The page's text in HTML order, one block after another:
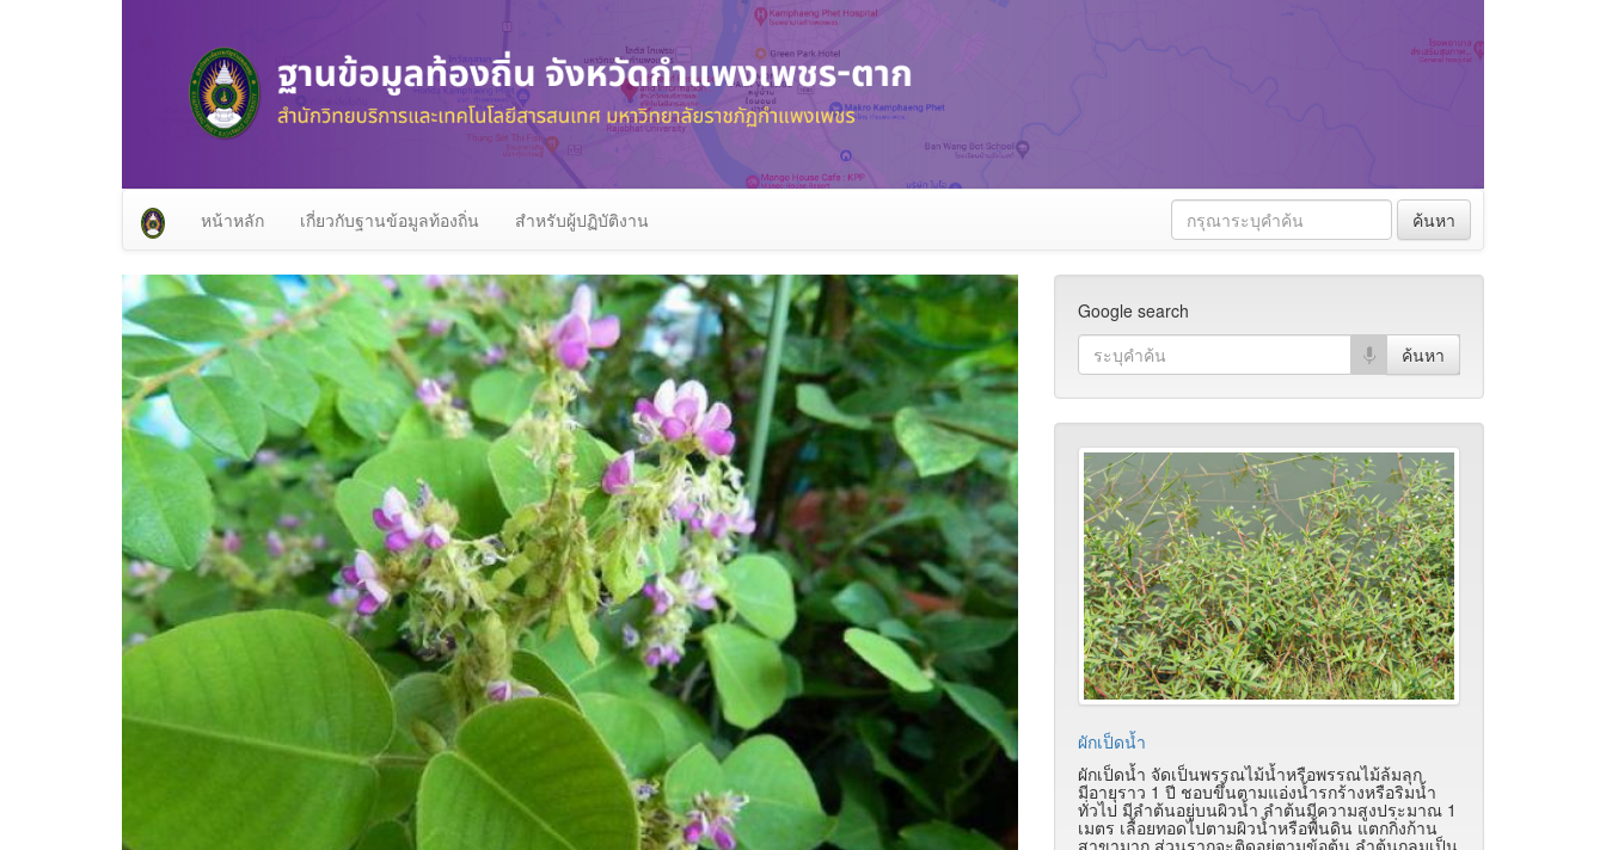
หน้าหลัก เกี่ยวกับฐานข้อมูลท้องถิ่น สำหรับผู้ปฏิบัติงาน ค้นหา
Google search
ผักเป็ดน้ำ
ผักเป็ดน้ำ จัดเป็นพรรณไม้น้ำหรือพรรณไม้ล้มลุก
มีอายุราว 1 ปี ชอบขึ้นตามแอ่งน้ำรกร้างหรือริมน้ำ
ทั่วไป มีลำต้นอยู่บนผิวน้ำ ลำต้นมีความสูงประมาณ 1
เมตร เลื้อยทอดไปตามผิวน้ำหรือพื้นดิน แตกกิ่งก้าน
สาขามาก ส่วนรากจะติดอยู่ตามข้อต้น ลำต้นกลมเป็น